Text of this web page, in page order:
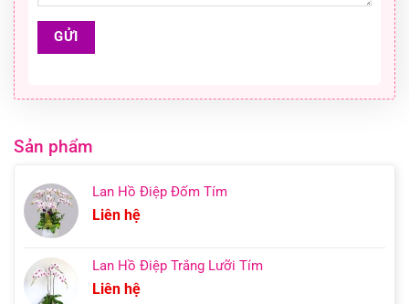
Sản phẩm
Lan Hồ Điệp Đốm Tím
Liên hệ
Lan Hồ Điệp Trắng Lưỡi Tím
Liên hệ